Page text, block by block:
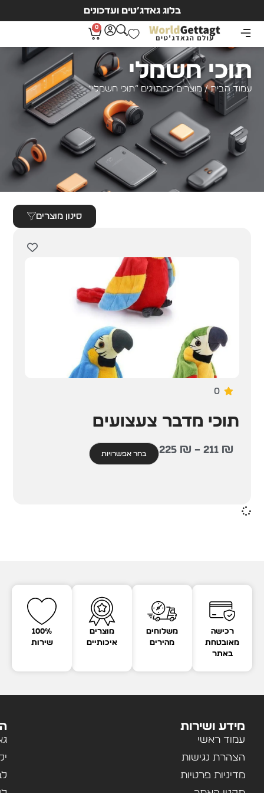
בלוג גאדג’טים ועדכונים
0
תוכי חשמלי
עמוד הבית/ מוצרים המתויגים “תוכי חשמלי”
סינון מוצרים
0
תוכי מדבר צעצועים
211 ₪
–
225 ₪ בחר אפשרויות
רכישה
מאובטחת
באתר
משלוחים
מהירים
מוצרים
איכותיים
100%
שירות
מידע ושירות
עמוד ראשי
הצהרת נגישות
מדיניות פרטיות